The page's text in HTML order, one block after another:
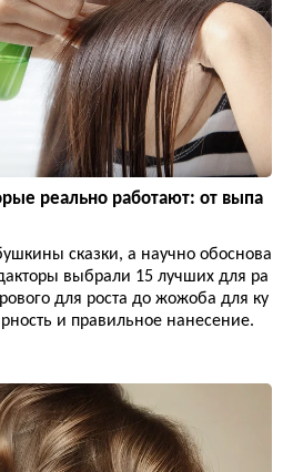
реально работают: от выпа
сказки, а научно обоснова
выбрали 15 лучших для ра
для роста до жожоба для ку
и правильное нанесение.